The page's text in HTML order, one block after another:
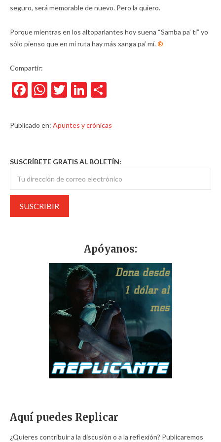
seguro, será memorable de nuevo. Pero la quiero.
Porque mientras en los altoparlantes hoy suena “Samba pa’ ti” yo
sólo pienso que en mi ruta hay más xanga pa’ mí.®
Compartir:
Facebook
WhatsApp
TwitterLinkedIn
Publicado en: Apuntes y crónicas
SUSCRÍBETE GRATIS AL BOLETÍN:
Apóyanos:
Aquí puedes Replicar
¿Quieres contribuir a la discusión o a la reflexión? Publicaremos